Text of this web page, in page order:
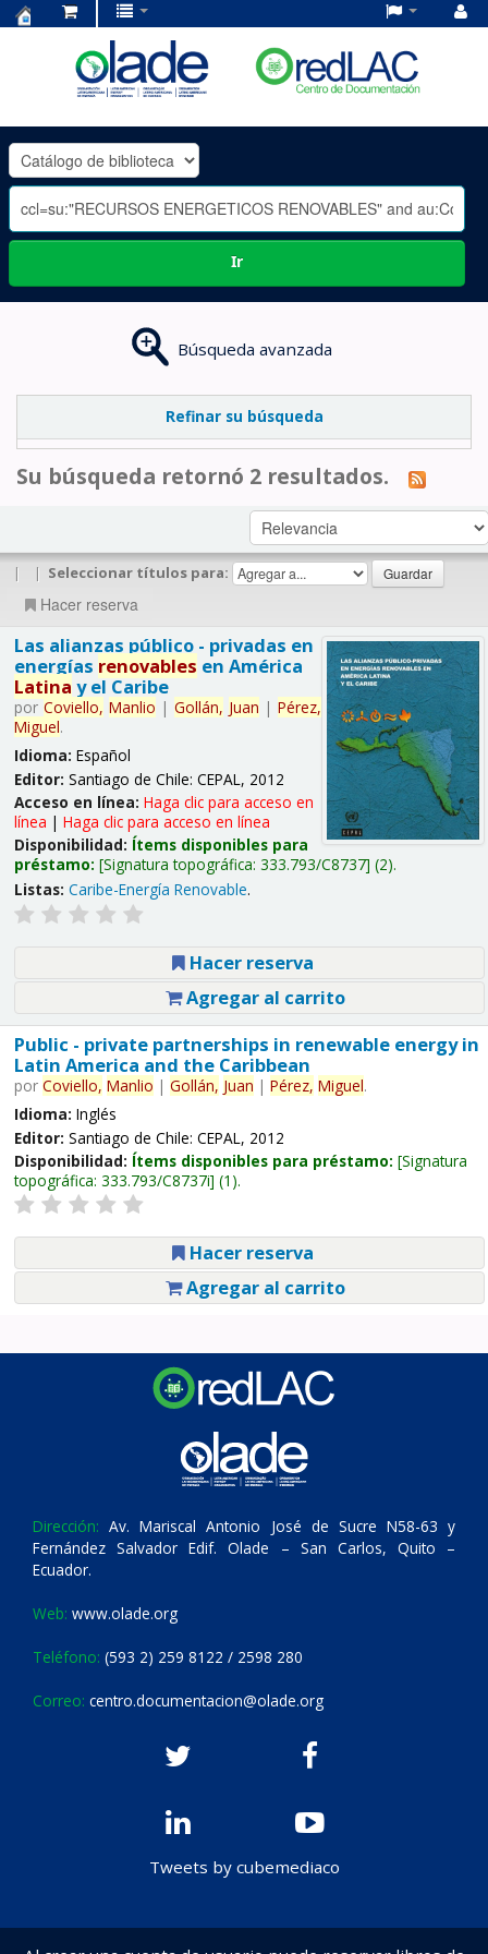
OLADE
-
Ir
Búsqueda avanzada
Refinar su búsqueda
Su búsqueda retornó 2 resultados.
| | Seleccionar títulos para:
Hacer reserva
Las alianzas público - privadas en
energías renovables en América
Latina y el Caribe
por Coviello, Manlio | Gollán, Juan | Pérez,
Miguel.
Idioma: Español
Editor: Santiago de Chile: CEPAL, 2012
Acceso en línea: Haga clic para acceso en
línea | Haga clic para acceso en línea
Disponibilidad: Ítems disponibles para
préstamo: Signatura topográfica: 333.793/C8737 (2).
Listas: Caribe-Energía Renovable.
Hacer reserva
Agregar al carrito
Public - private partnerships in renewable energy in
Latin America and the Caribbean
por Coviello, Manlio | Gollán, Juan | Pérez, Miguel.
Idioma: Inglés
Editor: Santiago de Chile: CEPAL, 2012
Disponibilidad: Ítems disponibles para préstamo: Signatura
topográfica: 333.793/C8737i (1).
Hacer reserva
Agregar al carrito
Dirección: Av. Mariscal Antonio José de Sucre N58-63 y
Fernández Salvador Edif. Olade – San Carlos, Quito –
Ecuador.
Web: www.olade.org
Teléfono: (593 2) 259 8122 / 2598 280
Correo: centro.documentacion@olade.org
Tweets by cubemediaco